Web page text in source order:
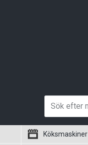
Köksmaskiner